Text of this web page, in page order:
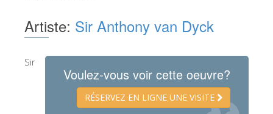
Les Salles
Les autres Musées
Le Musée national du Bargello
Artiste: Sir Anthony van Dyck
Voulez-vous voir cette oeuvre?
RÉSERVEZ EN LIGNE UNE VISITE
Sir